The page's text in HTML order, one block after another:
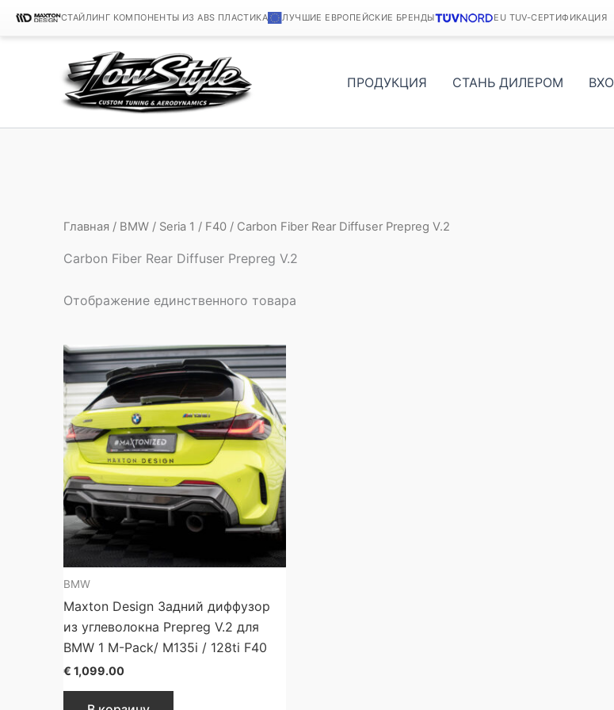
СТАЙЛИНГ КОМПОНЕНТЫ ИЗ ABS ПЛАСТИКА ЛУЧШИЕ ЕВРОПЕЙСКИЕ БРЕНДЫ EU TUV-СЕРТИФИКАЦИЯ
содержимому
ПРОДУКЦИЯ СТАНЬ ДИЛЕРОМ
Главная / BMW / Seria 1 / F40 / Carbon Fiber Rear Diffuser Prepreg V.2
Carbon Fiber Rear Diffuser Prepreg V.2
Отображение единственного товара
BMW
Maxton Design Задний диффузор
из углеволокна Prepreg V.2 для
BMW 1 M-Pack/ M135i / 128ti F40
€ 1,099.00